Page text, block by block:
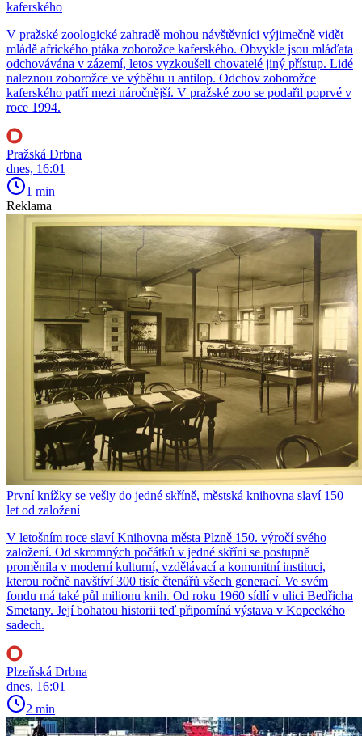
kaferského
V pražské zoologické zahradě mohou návštěvníci výjimečně vidět
mládě afrického ptáka zoborožce kaferského. Obvykle jsou mláďata
odchovávána v zázemí, letos vyzkoušeli chovatelé jiný přístup. Lidé
naleznou zoborožce ve výběhu u antilop. Odchov zoborožce
kaferského patří mezi náročnější. V pražské zoo se podařil poprvé v
roce 1994.
Pražská Drbna
dnes, 16:01
1 min
Reklama
První knížky se vešly do jedné skříně, městská knihovna slaví 150
let od založení
V letošním roce slaví Knihovna města Plzně 150. výročí svého
založení. Od skromných počátků v jedné skříni se postupně
proměnila v moderní kulturní, vzdělávací a komunitní instituci,
kterou ročně navštíví 300 tisíc čtenářů všech generací. Ve svém
fondu má také půl milionu knih. Od roku 1960 sídlí v ulici Bedřicha
Smetany. Její bohatou historii teď připomíná výstava v Kopeckého
sadech.
Plzeňská Drbna
dnes, 16:01
2 min